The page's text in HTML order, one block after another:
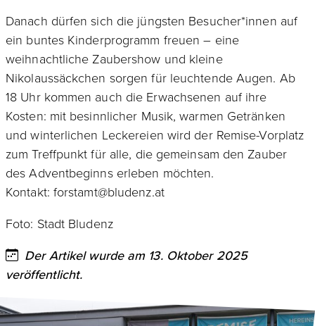
Danach dürfen sich die jüngsten Besucher*innen auf
ein buntes Kinderprogramm freuen – eine
weihnachtliche Zaubershow und kleine
Nikolaussäckchen sorgen für leuchtende Augen. Ab
18 Uhr kommen auch die Erwachsenen auf ihre
Kosten: mit besinnlicher Musik, warmen Getränken
und winterlichen Leckereien wird der Remise-Vorplatz
zum Treffpunkt für alle, die gemeinsam den Zauber
des Adventbeginns erleben möchten.
Kontakt: forstamt@bludenz.at
Foto: Stadt Bludenz
Der Artikel wurde am 13. Oktober 2025
veröffentlicht.